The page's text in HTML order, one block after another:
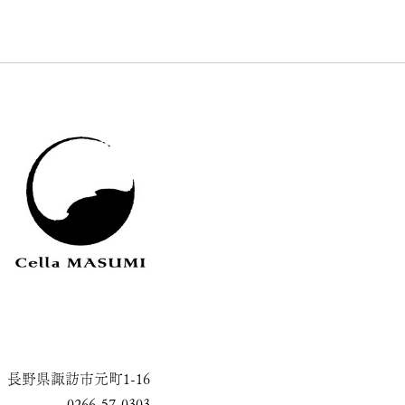
長野県諏訪市元町1-16